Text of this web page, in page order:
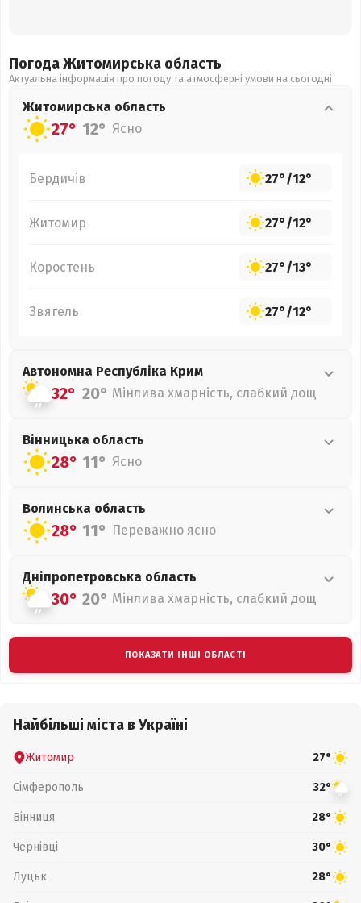
Погода Житомирська область
Актуальна інформація про погоду та атмосферні умови на сьогодні
Житомирська область
27° 12° Ясно
Бердичів 27°/12°
Житомир 27°/12°
Коростень 27°/13°
Звягель 27°/12°
Автономна Республіка Крим
32° 20° Мінлива хмарність, слабкий дощ
Вінницька область
28° 11° Ясно
Волинська область
28° 11° Переважно ясно
Дніпропетровська область
30° 20° Мінлива хмарність, слабкий дощ
ПОКАЗАТИ ІНШІ ОБЛАСТІ
Найбільші міста в Україні
Житомир 27°
Сімферополь 32°
Вінниця 28°
Чернівці 30°
Луцьк 28°